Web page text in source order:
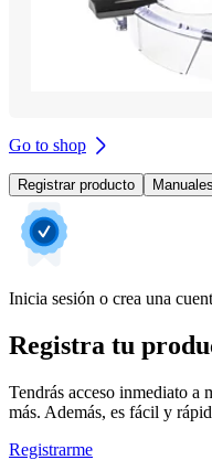
Go to shop
Registrar producto
Inicia sesión o crea una
Registra tu
Tendrás acceso inmediato a
más. Además, es fácil y
Registrarme